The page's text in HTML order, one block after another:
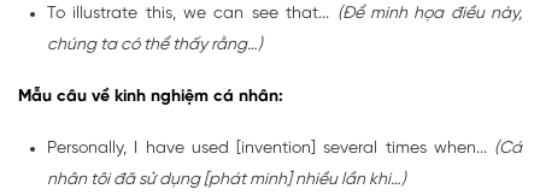
To illustrate this, we can see that... (Để minh họa điều này,
chúng ta có thể thấy rằng…)
Mẫu câu về kinh nghiệm cá nhân:
Personally, I have used [invention] several times when... (Cá
nhân tôi đã sử dụng [phát minh] nhiều lần khi…)